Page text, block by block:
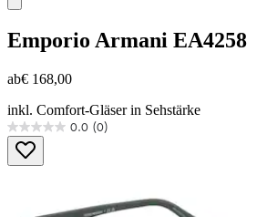
Emporio Armani EA4258
ab€ 168,00
inkl. Comfort-Gläser in Sehstärke
0.0 (0)
0.0
von
5